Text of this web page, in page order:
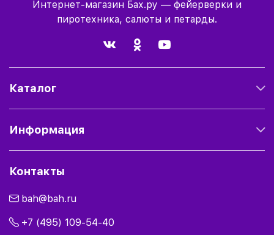
Интернет-магазин Бах.ру — фейерверки и
пиротехника, салюты и петарды.
Каталог
Информация
Контакты
bah@bah.ru
+7 (495) 109-54-40